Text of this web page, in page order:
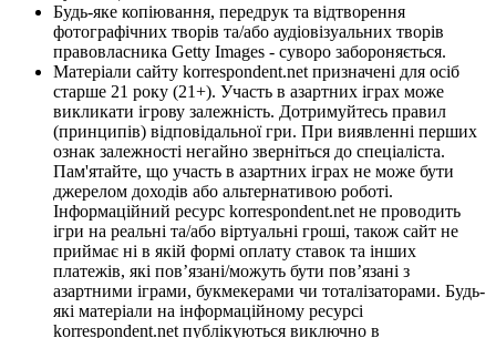
Будь-яке копіювання, передрук та відтворення
фотографічних творів та/або аудіовізуальних творів
правовласника Getty Images - суворо забороняється.
Матеріали сайту korrespondent.net призначені для осіб
старше 21 року (21+). Участь в азартних іграх може
викликати ігрову залежність. Дотримуйтесь правил
(принципів) відповідальної гри. При виявленні перших
ознак залежності негайно зверніться до спеціаліста.
Пам'ятайте, що участь в азартних іграх не може бути
джерелом доходів або альтернативою роботі.
Інформаційний ресурс korrespondent.net не проводить
ігри на реальні та/або віртуальні гроші, також сайт не
приймає ні в якій формі оплату ставок та інших
платежів, які пов’язані/можуть бути пов’язані з
азартними іграми, букмекерами чи тоталізаторами. Будь-
які матеріали на інформаційному ресурсі
korrespondent.net публікуються виключно в